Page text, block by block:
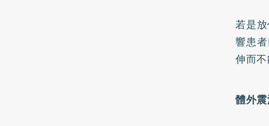
若是
響患
伸而
體外